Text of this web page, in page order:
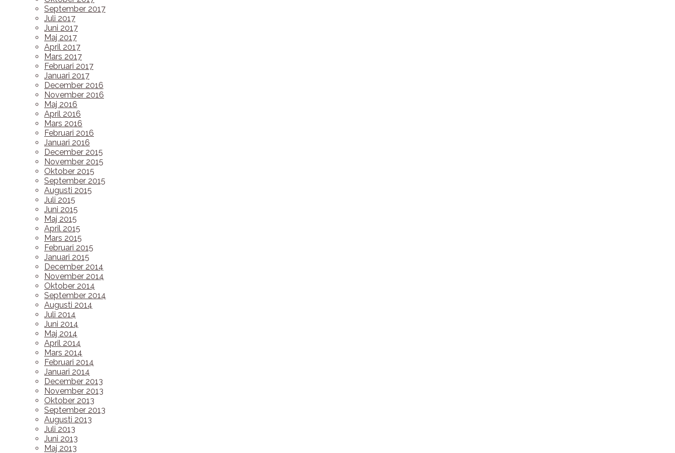
September 2017
Juli 2017
Juni 2017
Maj 2017
April 2017
Mars 2017
Februari 2017
Januari 2017
December 2016
November 2016
Maj 2016
April 2016
Mars 2016
Februari 2016
Januari 2016
December 2015
November 2015
Oktober 2015
September 2015
Augusti 2015
Juli 2015
Juni 2015
Maj 2015
April 2015
Mars 2015
Februari 2015
Januari 2015
December 2014
November 2014
Oktober 2014
September 2014
Augusti 2014
Juli 2014
Juni 2014
Maj 2014
April 2014
Mars 2014
Februari 2014
Januari 2014
December 2013
November 2013
Oktober 2013
September 2013
Augusti 2013
Juli 2013
Juni 2013
Maj 2013